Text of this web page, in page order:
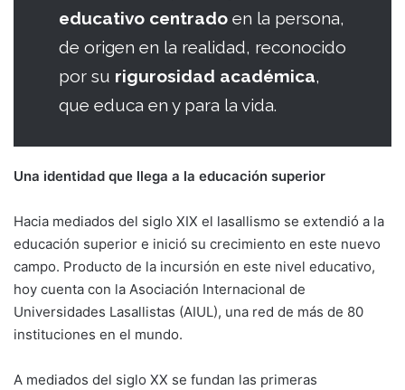
educativo centrado en la persona,
de origen en la realidad, reconocido
por su rigurosidad académica,
que educa en y para la vida.
Una identidad que llega a la educación superior
Hacia mediados del siglo XIX el lasallismo se extendió a la
educación superior e inició su crecimiento en este nuevo
campo. Producto de la incursión en este nivel educativo,
hoy cuenta con la Asociación Internacional de
Universidades Lasallistas (AIUL), una red de más de 80
instituciones en el mundo.
A mediados del siglo XX se fundan las primeras